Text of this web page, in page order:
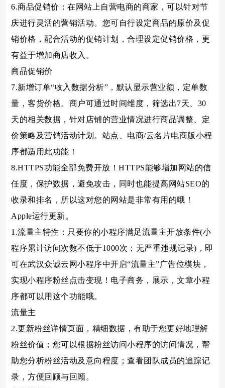
6.商品促销价：在网站上自营电商的商家，可以针对节
庆进行灵活的营销活动。您可自行设定商品的原价及促
销价格，配合活动的促销计划，合理设定促销价格，更
有益于增加商店收入。
商品促销价
7.新增订单“收入数据分析”，默认显示营业额，定单数
量，客货价格。商户可通过时间维度，筛选出7天、30
天的相关数据，针对店铺的营业情况进行商品调整、定
价策略及营销活动计划。站点、电商/云名片电商版小程
序都适用此功能！
8.HTTPS功能全部免费开放！HTTPS能够增加网站的信
任度，保护数据，避免攻击，同时也能提高网站SEO的
收录和排名，所以这对您的网站是非常有用的哦！
Apple运行更新。
1.流量主特性：只要你的小程序满足流量主开放条件(小
程序累计访问次数不低于1000次；无严重违规记录)，即
可在武汉众诚云网小程序中开启“流量主”广告位模块，
实现小程序粉丝点击变现！电子商务，展示，文章小程
序都可以用这个功能哦。
流量主
2.更新粉丝详情页面，精细数据，有助于您更好地理解
粉丝价值；您可以根据粉丝访问小程序的访问情况，帮
助您分析粉丝活动及意向程度；查看团队成员的追踪记
录，方便回顾与回顾。